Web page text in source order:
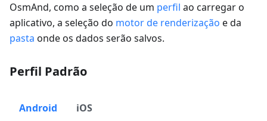
OsmAnd, como a seleção de um perfil ao carregar o
aplicativo, a seleção do motor de renderização e da
pasta onde os dados serão salvos.
Perfil Padrão
Android iOS